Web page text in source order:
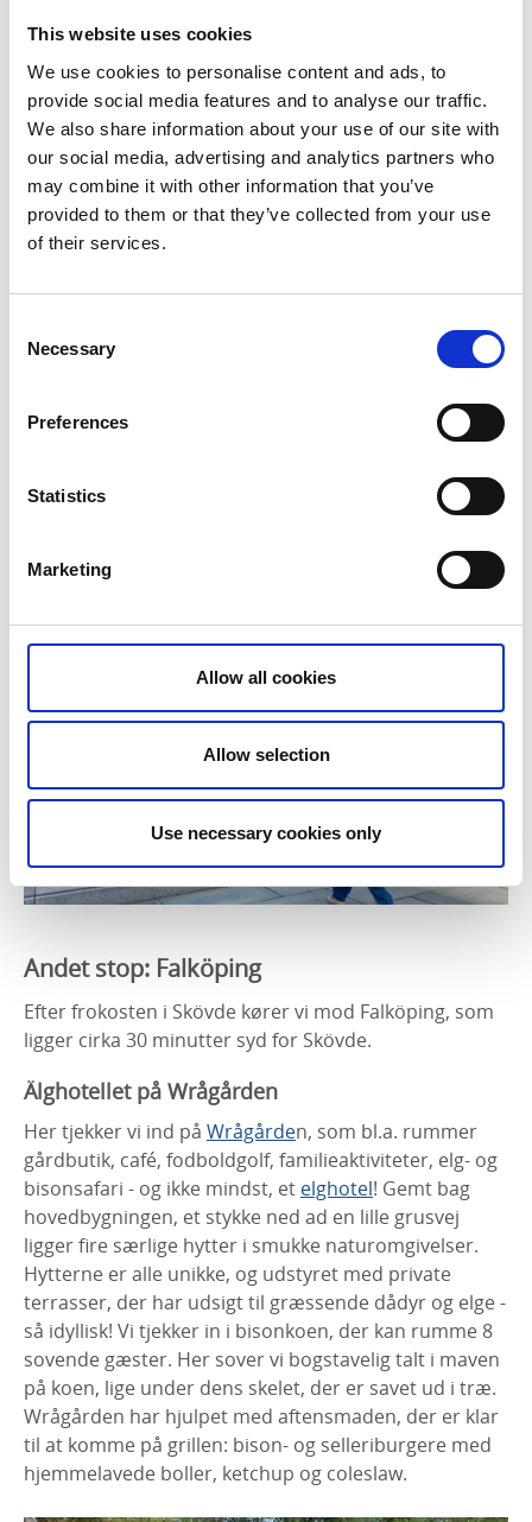
This website uses cookies
We use cookies to personalise content and ads, to
provide social media features and to analyse our traffic.
We also share information about your use of our site with
our social media, advertising and analytics partners who
may combine it with other information that you’ve
provided to them or that they’ve collected from your use
of their services.
Selection
Necessary
Preferences
Statistics
Marketing
Allow all cookies
Allow selection
Use necessary cookies only
mere. Alt er velholdt og ordentligt, og omklædningen
fungerer upåklageligt med et digitalt armbånd.
Frokost-tip: Restaurant Sällskapet
Efter en tur i badeland nyder vi en frokost på
Restaurant Sällskapet, der ligger i forlængelse af
Skövde Kulturhus. Stedet har udsigt til et fint, lille torv
med springvand, der sikkert er et hit for ungerne om
trøffelpizza og rødebedeburger,
Andet stop: Falköping
Efter frokosten i Skövde kører vi mod Falköping, som
ligger cirka 30 minutter syd for Skövde.
Älghotellet på Wrågården
Her tjekker vi ind på Wrågården, som bl.a. rummer
gårdbutik, café, fodboldgolf, familieaktiviteter, elg- og
bisonsafari - og ikke mindst, et elghotel! Gemt bag
hovedbygningen, et stykke ned ad en lille grusvej
ligger fire særlige hytter i smukke naturomgivelser.
Hytterne er alle unikke, og udstyret med private
terrasser, der har udsigt til græssende dådyr og elge-
så idyllisk! Vi tjekker in i bisonkoen, der kan rumme 8
sovende gæster. Her sover vi bogstavelig talt i maven
på koen, lige under dens skelet, der er savet ud i træ.
Wrågården har hjulpet med aftensmaden, der er klar
til at komme på grillen: bison- og selleriburgere med
hjemmelavede boller, ketchup og coleslaw.